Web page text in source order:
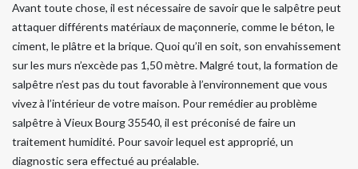
Avant toute chose, il est nécessaire de savoir que le salpêtre peut
attaquer différents matériaux de maçonnerie, comme le béton, le
ciment, le plâtre et la brique. Quoi qu’il en soit, son envahissement
sur les murs n’excède pas 1,50 mètre. Malgré tout, la formation de
salpêtre n’est pas du tout favorable à l’environnement que vous
vivez à l’intérieur de votre maison. Pour remédier au problème
salpêtre à Vieux Bourg 35540, il est préconisé de faire un
traitement humidité. Pour savoir lequel est approprié, un
diagnostic sera effectué au préalable.